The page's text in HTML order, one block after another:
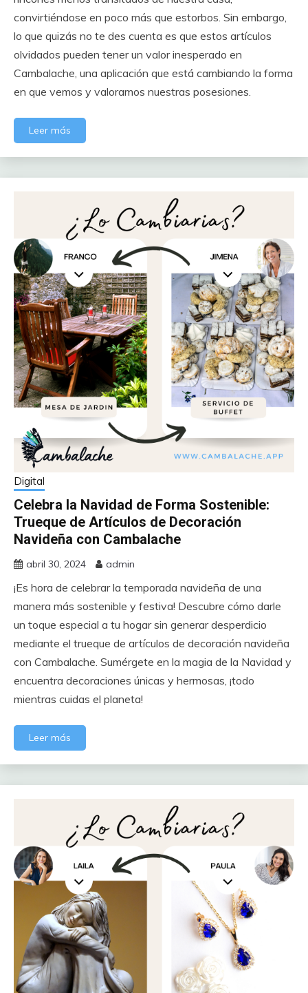
convirtiéndose en poco más que estorbos. Sin embargo,
lo que quizás no te des cuenta es que estos artículos
olvidados pueden tener un valor inesperado en
Cambalache, una aplicación que está cambiando la forma
en que vemos y valoramos nuestras posesiones.
Leer más
Digital
Celebra la Navidad de Forma Sostenible:
Trueque de Artículos de Decoración
Navideña con Cambalache
abril 30, 2024 admin
¡Es hora de celebrar la temporada navideña de una
manera más sostenible y festiva! Descubre cómo darle
un toque especial a tu hogar sin generar desperdicio
mediante el trueque de artículos de decoración navideña
con Cambalache. Sumérgete en la magia de la Navidad y
encuentra decoraciones únicas y hermosas, ¡todo
mientras cuidas el planeta!
Leer más